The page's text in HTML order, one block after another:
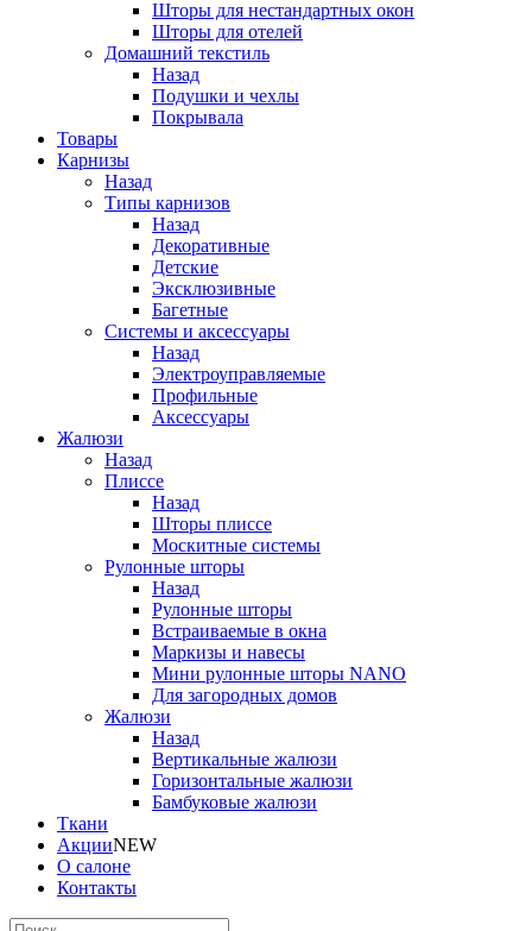
Шторы для нестандартных окон
Шторы для отелей
Домашний текстиль
Назад
Подушки и чехлы
Покрывала
Товары
Карнизы
Назад
Типы карнизов
Назад
Декоративные
Детские
Эксклюзивные
Багетные
Системы и аксессуары
Назад
Электроуправляемые
Профильные
Аксессуары
Жалюзи
Назад
Плиссе
Назад
Шторы плиссе
Москитные системы
Рулонные шторы
Назад
Рулонные шторы
Встраиваемые в окна
Маркизы и навесы
Мини рулонные шторы NANO
Для загородных домов
Жалюзи
Назад
Вертикальные жалюзи
Горизонтальные жалюзи
Бамбуковые жалюзи
Ткани
АкцииNEW
О салоне
Контакты